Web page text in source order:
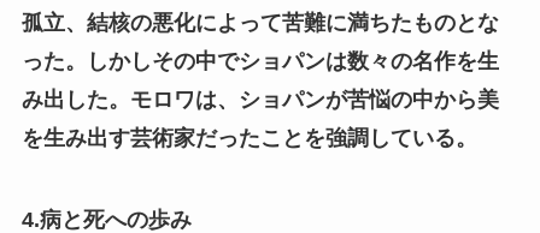
孤立、結核の悪化によって苦難に満ちたものとな
った。しかしその中でショパンは数々の名作を生
み出した。モロワは、ショパンが苦悩の中から美
を生み出す芸術家だったことを強調している。
4.病と死への歩み